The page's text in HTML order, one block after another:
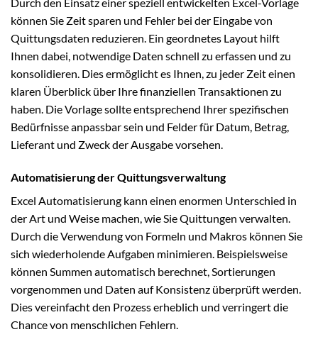
Durch den Einsatz einer speziell entwickelten Excel-Vorlage
können Sie Zeit sparen und Fehler bei der Eingabe von
Quittungsdaten reduzieren. Ein geordnetes Layout hilft
Ihnen dabei, notwendige Daten schnell zu erfassen und zu
konsolidieren. Dies ermöglicht es Ihnen, zu jeder Zeit einen
klaren Überblick über Ihre finanziellen Transaktionen zu
haben. Die Vorlage sollte entsprechend Ihrer spezifischen
Bedürfnisse anpassbar sein und Felder für Datum, Betrag,
Lieferant und Zweck der Ausgabe vorsehen.
Automatisierung der Quittungsverwaltung
Excel Automatisierung kann einen enormen Unterschied in
der Art und Weise machen, wie Sie Quittungen verwalten.
Durch die Verwendung von Formeln und Makros können Sie
sich wiederholende Aufgaben minimieren. Beispielsweise
können Summen automatisch berechnet, Sortierungen
vorgenommen und Daten auf Konsistenz überprüft werden.
Dies vereinfacht den Prozess erheblich und verringert die
Chance von menschlichen Fehlern.